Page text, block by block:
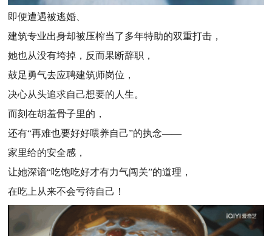
即便遭遇被逃婚、
建筑专业出身却被压榨当了多年特助的双重打击，
她也从没有垮掉，反而果断辞职，
鼓足勇气去应聘建筑师岗位，
决心从头追求自己想要的人生。
而刻在胡羞骨子里的，
还有“再难也要好好喂养自己”的执念——
家里给的安全感，
让她深谙“吃饱吃好才有力气闯关”的道理，
在吃上从来不会亏待自己！